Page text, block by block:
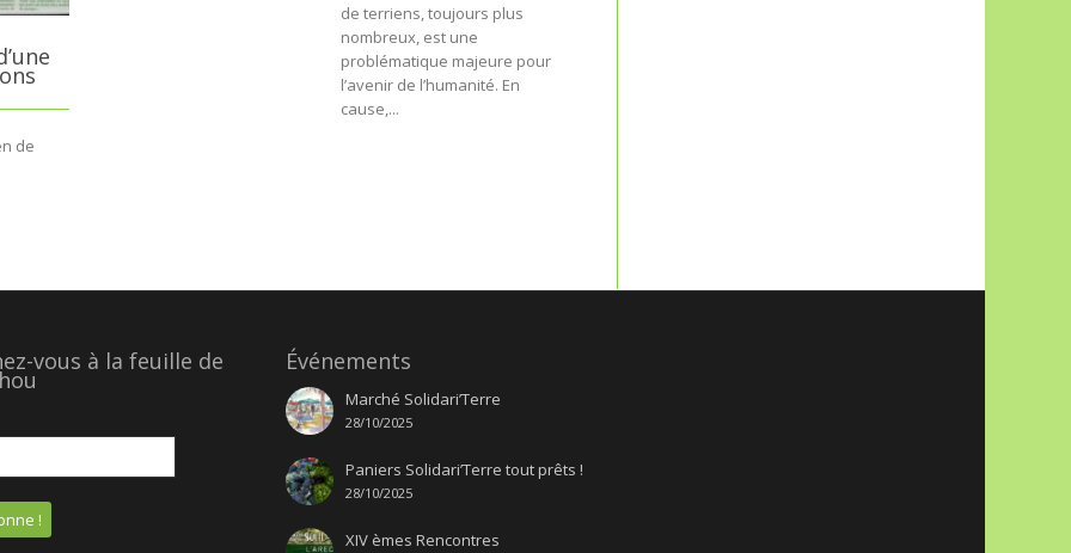
de
de terriens, toujours plus
nombreux, est une
problématique majeure pour
l’avenir de l’humanité. En
cause,...
vous à la feuille de Événements
Marché Solidari’Terre
28/10/2025
Paniers Solidari’Terre tout prêts !
28/10/2025
XIV èmes Rencontres